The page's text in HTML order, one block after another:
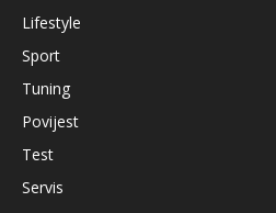
Lifestyle
Sport
Tuning
Povijest
Test
Servis